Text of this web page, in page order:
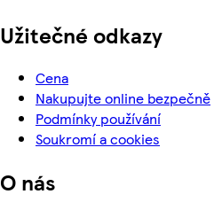
Užitečné odkazy
Cena
Nakupujte online bezpečně
Podmínky používání
Soukromí a cookies
O nás